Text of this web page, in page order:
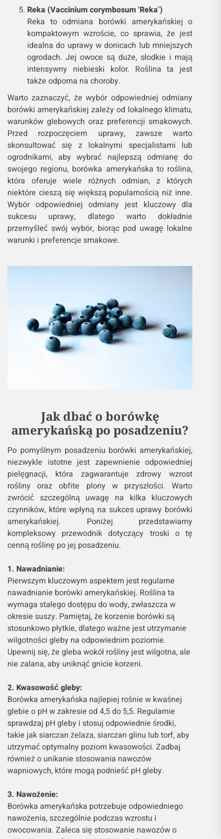
Reka (Vaccinium corymbosum 'Reka’)
Reka to odmiana borówki amerykańskiej o
kompaktowym wzroście, co sprawia, że jest
idealna do uprawy w donicach lub mniejszych
ogrodach. Jej owoce są duże, słodkie i mają
intensywny niebieski kolor. Roślina ta jest
także odporna na choroby.
Warto zaznaczyć, że wybór odpowiedniej odmiany
borówki amerykańskiej zależy od lokalnego klimatu,
warunków glebowych oraz preferencji smakowych.
Przed rozpoczęciem uprawy, zawsze warto
skonsultować się z lokalnymi specjalistami lub
ogrodnikami, aby wybrać najlepszą odmianę do
swojego regionu, borówka amerykańska to roślina,
która oferuje wiele różnych odmian, z których
niektóre cieszą się większą popularnością niż inne.
Wybór odpowiedniej odmiany jest kluczowy dla
sukcesu uprawy, dlatego warto dokładnie
przemyśleć swój wybór, biorąc pod uwagę lokalne
warunki i preferencje smakowe.
Jak dbać o borówkę
amerykańską po posadzeniu?
Po pomyślnym posadzeniu borówki amerykańskiej,
niezwykle istotne jest zapewnienie odpowiedniej
pielęgnacji, która zagwarantuje zdrowy wzrost
rośliny oraz obfite plony w przyszłości. Warto
zwrócić szczególną uwagę na kilka kluczowych
czynników, które wpłyną na sukces uprawy borówki
amerykańskiej. Poniżej przedstawiamy
kompleksowy przewodnik dotyczący troski o tę
cenną roślinę po jej posadzeniu.
1. Nawadnianie:
Pierwszym kluczowym aspektem jest regularne
nawadnianie borówki amerykańskiej. Roślina ta
wymaga stałego dostępu do wody, zwłaszcza w
okresie suszy. Pamiętaj, że korzenie borówki są
stosunkowo płytkie, dlatego ważne jest utrzymanie
wilgotności gleby na odpowiednim poziomie.
Upewnij się, że gleba wokół rośliny jest wilgotna, ale
nie zalana, aby uniknąć gnicie korzeni.
2. Kwasowość gleby:
Borówka amerykańska najlepiej rośnie w kwaśnej
glebie o pH w zakresie od 4,5 do 5,5. Regularnie
sprawdzaj pH gleby i stosuj odpowiednie środki,
takie jak siarczan żelaza, siarczan glinu lub torf, aby
utrzymać optymalny poziom kwasowości. Zadbaj
również o unikanie stosowania nawozów
wapniowych, które mogą podnieść pH gleby.
3. Nawożenie:
Borówka amerykańska potrzebuje odpowiedniego
nawożenia, szczególnie podczas wzrostu i
owocowania. Zaleca się stosowanie nawozów o